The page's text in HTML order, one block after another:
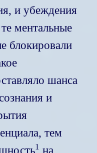
и убеждения
ментальные
блокировали
шанса
и
тем
1 на